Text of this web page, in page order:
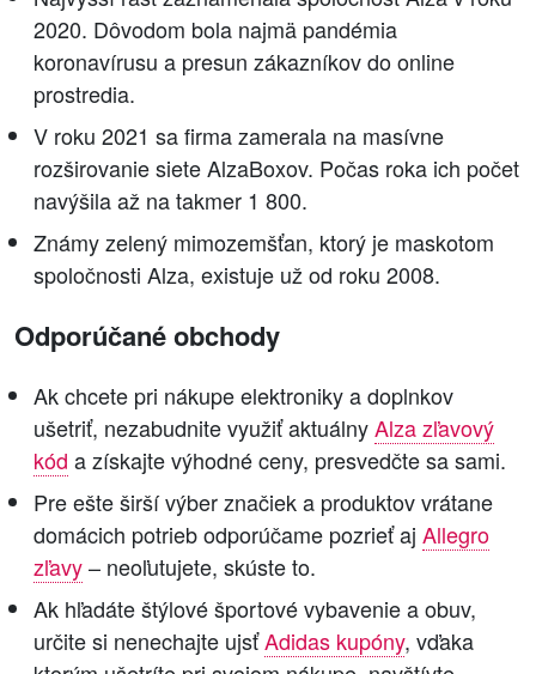
2020. Dôvodom bola najmä pandémia
koronavírusu a presun zákazníkov do online
prostredia.
V roku 2021 sa firma zamerala na masívne
rozširovanie siete AlzaBoxov. Počas roka ich počet
navýšila až na takmer 1 800.
Známy zelený mimozemšťan, ktorý je maskotom
spoločnosti Alza, existuje už od roku 2008.
Odporúčané obchody
Ak chcete pri nákupe elektroniky a doplnkov
ušetriť, nezabudnite využiť aktuálnyAlza zľavový
kód a získajte výhodné ceny, presvedčte sa sami.
Pre ešte širší výber značiek a produktov vrátane
domácich potrieb odporúčame pozrieť aj Allegro
zľavy– neoľutujete, skúste to.
Ak hľadáte štýlové športové vybavenie a obuv,
určite si nenechajte ujsťAdidas kupóny, vďaka